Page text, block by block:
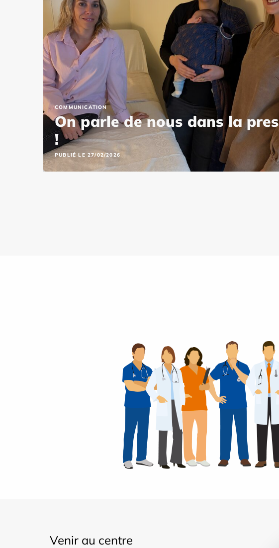
COMMUNICATION
On parle de nous dans la
!
PUBLIÉ LE 27/02/2026
Venir au centre